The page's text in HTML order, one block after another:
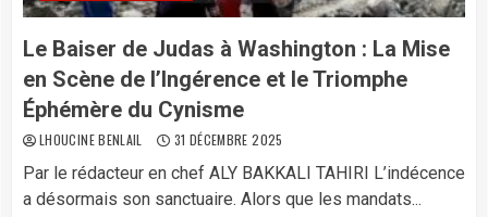
Le Baiser de Judas à Washington : La Mise
en Scène de l’Ingérence et le Triomphe
Éphémère du Cynisme
LHOUCINE BENLAIL 31 DÉCEMBRE 2025
Par le rédacteur en chef ALY BAKKALI TAHIRI L’indécence
a désormais son sanctuaire. Alors que les mandats...